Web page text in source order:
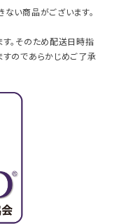
い商品がございます。
。そのため配送日時指
のであらかじめご了承